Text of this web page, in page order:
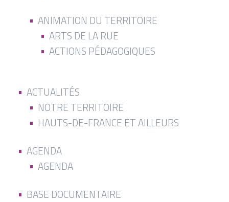
ANIMATION DU TERRITOIRE
ARTS DE LA RUE
ACTIONS PÉDAGOGIQUES
ACTUALITÉS
NOTRE TERRITOIRE
HAUTS-DE-FRANCE ET AILLEURS
AGENDA
AGENDA
BASE DOCUMENTAIRE